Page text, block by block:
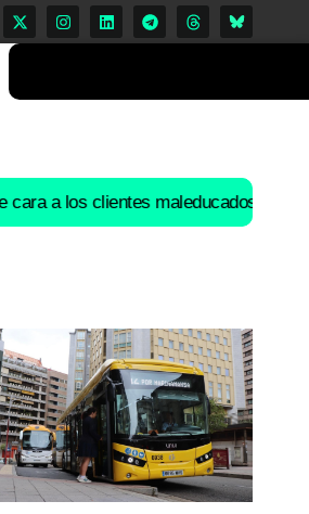
clientes maleducados: «Ni ‘guapa’ ni